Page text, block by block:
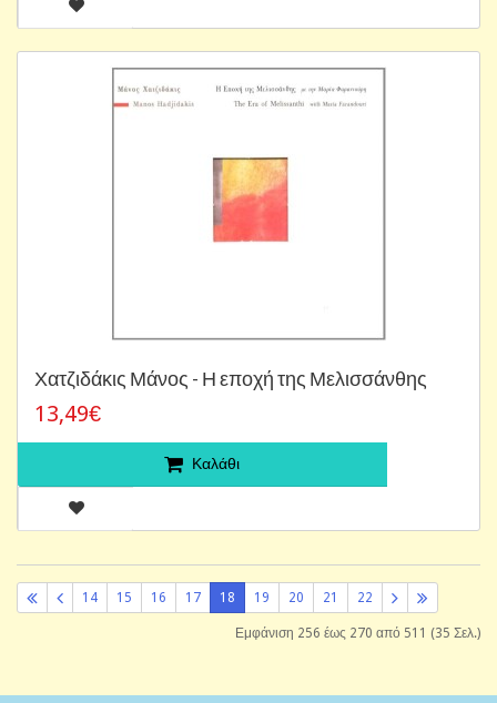
Χατζιδάκις Μάνος - Η εποχή της Μελισσάνθης
13,49€
Καλάθι
14 15 16 17 18 19 20 21 22
Εμφάνιση 256 έως 270 από 511 (35 Σελ.)